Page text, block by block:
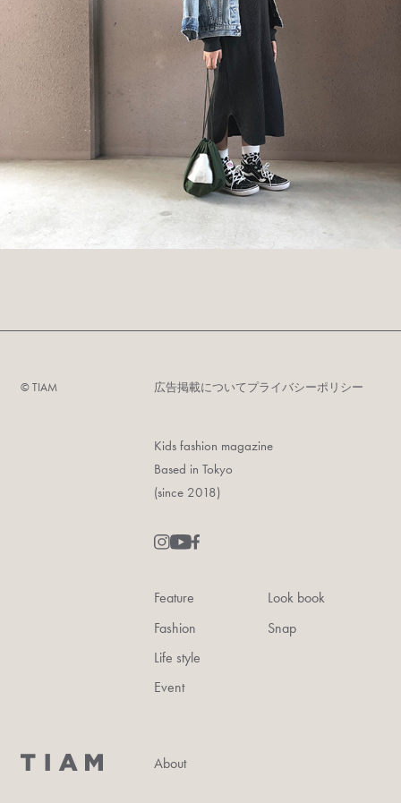
©︎ TIAM 広告掲載についてプライバシーポリシー
Kids fashion magazine
Based in Tokyo
(since 2018)
Feature
Fashion
Life style
Event
Look book
Snap
About